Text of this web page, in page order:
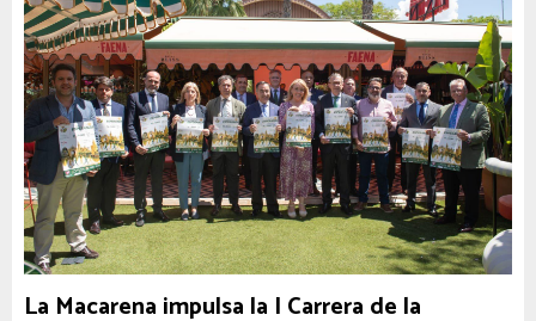
La Macarena impulsa la I Carrera de la